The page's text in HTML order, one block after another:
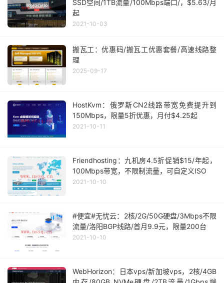
SSD空间/1TB流量/100Mbps端口/，$5.63/月
起
2021-10-03
搬瓦工：优惠码/搬瓦工优惠套餐/高速线路整
理
2025-09-17
HostKvm：俄罗斯CN2线路带宽免费提升到
150Mbps，限量5折优惠，月付$4.25起
2021-10-11
Friendhosting：九机房4.5折促销$15/年起，
100Mbps带宽，不限制流量，可自定义ISO
2021-10-10
#便宜#无忧云：2核/2G/50G硬盘/3Mbps不限
流量/洛阳BGP线路/首月9.9元，限量200台
2021-10-10
WebHorizon：日本vps/新加坡vps，2核/4GB